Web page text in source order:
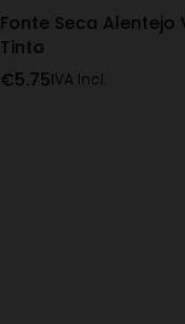
Fonte Seca Alentejo
Tinto
€5.75IVA Incl.